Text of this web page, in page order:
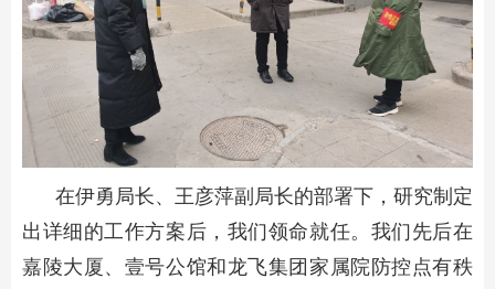
在伊勇局长、王彦萍副局长的部署下，研究制定
出详细的工作方案后，我们领命就任。我们先后在
嘉陵大厦、壹号公馆和龙飞集团家属院防控点有秩